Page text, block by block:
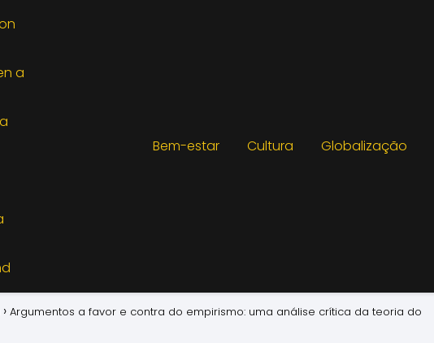
Bem-estar Cultura Globalização
Argumentos a favor e contra do empirismo: uma análise crítica da teoria do